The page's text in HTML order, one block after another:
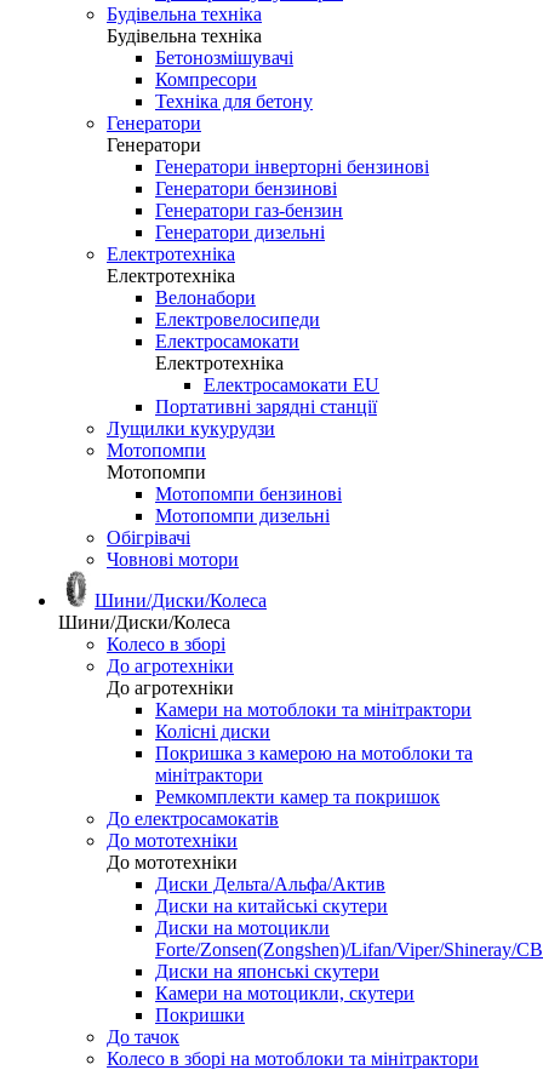
Будівельна техніка
Будівельна техніка
Бетонозмішувачі
Компресори
Техніка для бетону
Генератори
Генератори
Генератори інверторні бензинові
Генератори бензинові
Генератори газ-бензин
Генератори дизельні
Електротехніка
Електротехніка
Велонабори
Електровелосипеди
Електросамокати
Електротехніка
Електросамокати EU
Портативні зарядні станції
Лущилки кукурудзи
Мотопомпи
Мотопомпи
Мотопомпи бензинові
Мотопомпи дизельні
Обігрівачі
Човнові мотори
Шини/Диски/Колеса
Шини/Диски/Колеса
Колесо в зборі
До агротехніки
До агротехніки
Камери на мотоблоки та мінітрактори
Колісні диски
Покришка з камерою на мотоблоки та
мінітрактори
Ремкомплекти камер та покришок
До електросамокатів
До мототехніки
До мототехніки
Диски Дельта/Альфа/Актив
Диски на китайські скутери
Диски на мотоцикли
Forte/Zonsen(Zongshen)/Lifan/Viper/Shineray/CB
Диски на японські скутери
Камери на мотоцикли, скутери
Покришки
До тачок
Колесо в зборі на мотоблоки та мінітрактори